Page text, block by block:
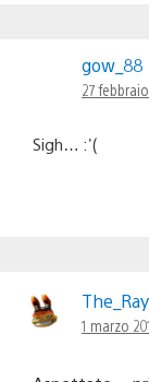
gow_88
27 febbraio
Sigh… :'(
1 marzo